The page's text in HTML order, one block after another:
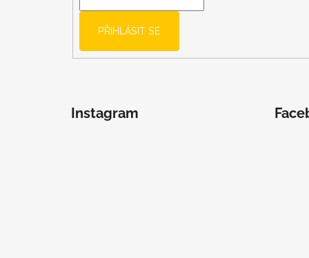
PŘIHLÁSIT SE
Instagram